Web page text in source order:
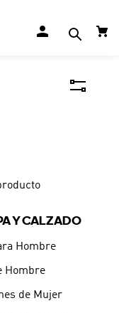
Y CALZADO
Hombre
Hombre
de Mujer